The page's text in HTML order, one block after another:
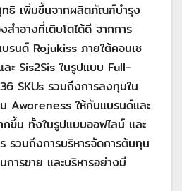
ทธิ เพิ่มขึ้นจากผลิตภัณฑ์บำรุง
ำอางที่เติบโตได้ดี จากการ
รนด์ Rojukiss ภายใต้คอนเซ
ะ Sis2Sis ในรูปแบบ Full-
SKUs รวมถึงการลงทุนใน
Awareness ให้กับแบรนด์และ
กขึ้น ทั้งในรูปแบบออฟไลน์ และ
รวมถึงการบริหารจัดการต้นทุน
การขาย และบริหารอย่างมี